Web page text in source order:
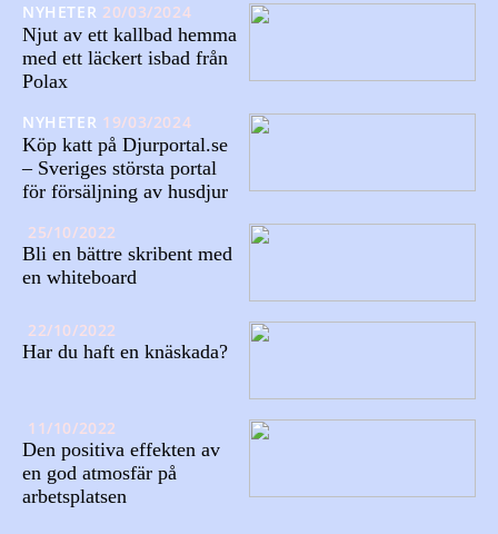
NYHETER 20/03/2024
Njut av ett kallbad hemma
med ett läckert isbad från
Polax
NYHETER 19/03/2024
Köp katt på Djurportal.se
– Sveriges största portal
för försäljning av husdjur
25/10/2022
Bli en bättre skribent med
en whiteboard
22/10/2022
Har du haft en knäskada?
11/10/2022
Den positiva effekten av
en god atmosfär på
arbetsplatsen